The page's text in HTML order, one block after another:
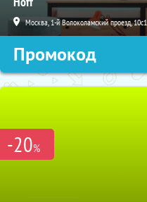
Москва, 1-й Волоколамский проезд, 10с1
Промокод
-20%